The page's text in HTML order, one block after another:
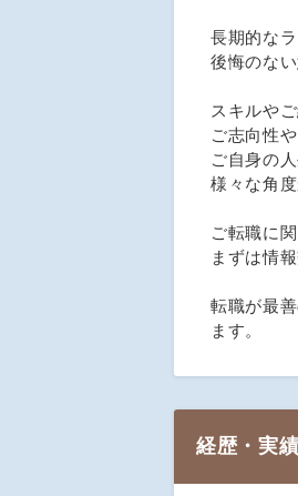
長期的な
後悔のな
スキルや
ご志向性
ご自身の
様々な角
ご転職に
まずは情
転職が最
ます。
経歴・実績